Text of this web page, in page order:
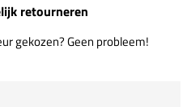
retourneren
gekozen? Geen probleem!